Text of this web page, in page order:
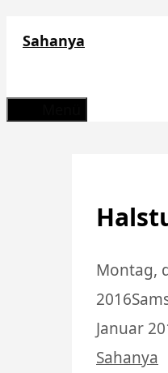
Sahanya
Montag,
2016
Januar
Sahanya